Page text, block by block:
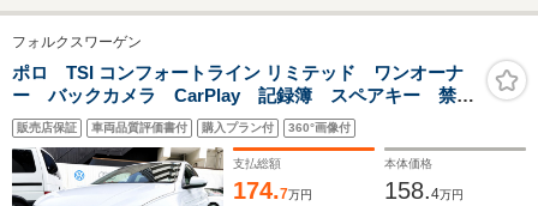
ーレス 車線逸脱警報
プティブクル
ター
USB入力端
害軽減ブレー
フォルクスワーゲン
ポロ TSI コンフォートライン リミテッド ワンオーナ
ー バックカメラ CarPlay 記録簿 スペアキー 禁煙
車
販売店保証 車両品質評価書付 購入プラン付 360°画像付
支払総額
174.7万円
本体価格
158.4万円